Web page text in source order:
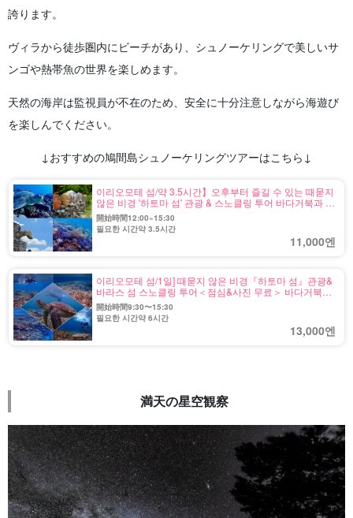
誇ります。
ヴィラから徒歩圏内にビーチがあり、シュノーケリングで美しいサ
ンゴや熱帯魚の世界を楽しめます。
天然の海岸は監視員が不在のため、安全に十分注意しながら海遊び
を楽しんでください。
↓おすすめの鳩間島シュノーケリングツアーはこちら↓
이리오모테 섬/약 3.5시간】오후부터 즐길 수 있는 때묻지
않은 비경 '하토마 섬' 관광 & 스노클링 투어 바다거북과 높
은 확률로 조우! 야에야마 굴지의 투명도에 감동♪(No.94)
開始時間12:00~15:30
필요한 시간약 3.5시간
11,000엔
이리오모테 섬/1일] 때묻지 않은 비경『하토마 섬』관광&
바라스 섬 스노클링 투어＜점심&사진 무료＞ 바다거북과
높은 확률로 조우! 야에야마 굴지의 투명도에 감동
♪(No.134)
開始時間9:30〜15:30
필요한 시간약 6시간
13,000엔
満天の星空観察